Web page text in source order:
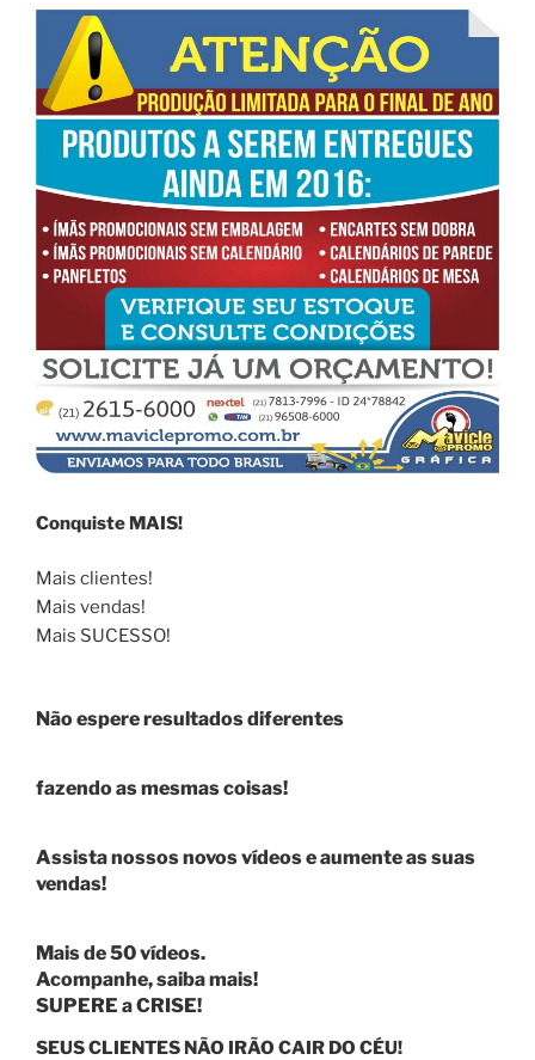
Conquiste MAIS!
Mais clientes!
Mais vendas!
Mais SUCESSO!
Não espere resultados diferentes
fazendo as mesmas coisas!
Assista nossos novos vídeos e aumente as suas
vendas!
Mais de 50 vídeos.
Acompanhe, saiba mais!
SUPERE a CRISE!
SEUS CLIENTES NÃO IRÃO CAIR DO CÉU!